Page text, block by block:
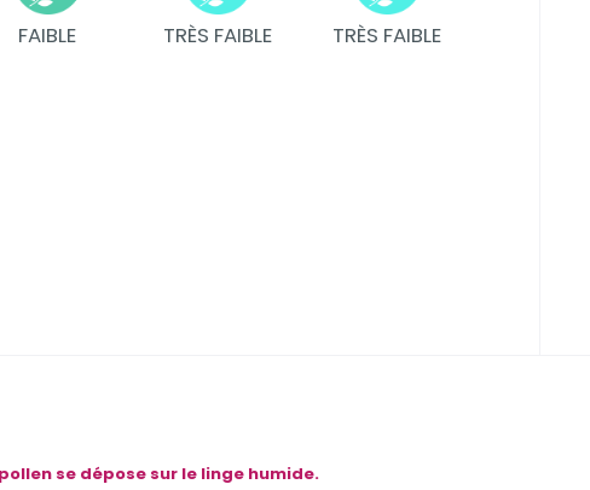
FAIBLE TRÈS FAIBLE TRÈS FAIBLE
se dépose sur le linge humide.